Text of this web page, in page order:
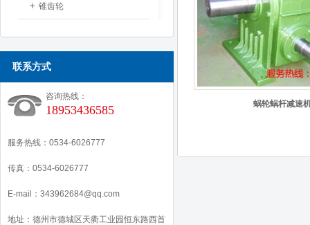
锥齿轮
联系方式
咨询热线：
18953436585
服务热线：0534-6026777
传真：0534-6026777
E-mail：343962684@qq.com
地址：德州市德城区天衢工业园恒东路西首
蜗轮蜗杆减速